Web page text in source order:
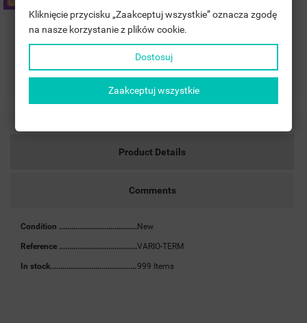
Zasady dostawy
Zasady zwrotu
Product Details
Comments
Condition New
Reference VARIO-TERM
In stock 999 Items
((CANCELTEXT))
((CANCELTEXT)) ((LOGINTEXT))
Kliknięcie przycisku „Zaakceptuj wszystkie” oznacza zgodę
na nasze korzystanie z plików cookie.
Dostosuj
Zaakceptuj wszystkie